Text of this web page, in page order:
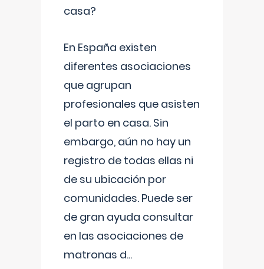
casa?
En España existen
diferentes asociaciones
que agrupan
profesionales que asisten
el parto en casa. Sin
embargo, aún no hay un
registro de todas ellas ni
de su ubicación por
comunidades. Puede ser
de gran ayuda consultar
en las asociaciones de
matronas d...